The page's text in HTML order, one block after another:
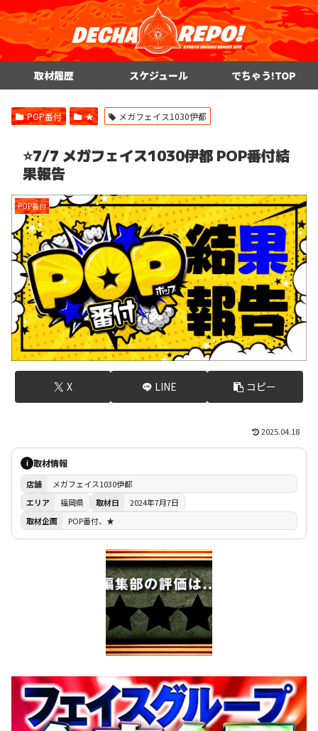
取材履歴 スケジュール でちゃう!TOP
POP番付 ★ メガフェイス1030伊都
⭐️7/7 メガフェイス1030伊都 POP番付結
果報告
POP番付
X LINE コピー
2025.04.18
i 取材情報
店舗
メガフェイス1030伊都
エリア
福岡県 取材日
2024年7月7日
取材企画
POP番付、★